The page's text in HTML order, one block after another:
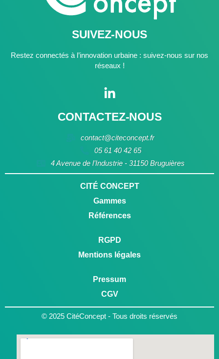
SUIVEZ-NOUS
Restez connectés à l’innovation urbaine : suivez-nous sur nos
réseaux !
CONTACTEZ-NOUS
contact@citeconcept.fr
05 61 40 42 65
4 Avenue de l’Industrie - 31150 Bruguières
CITÉ CONCEPT
Gammes
Références
RGPD
Mentions légales
Pressum
CGV
© 2025 CitéConcept - Tous droits réservés